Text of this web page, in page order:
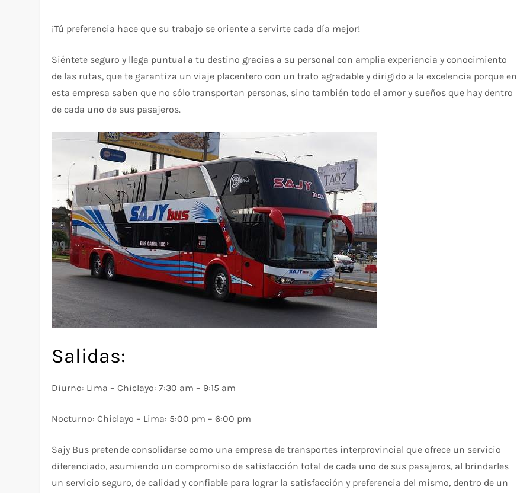
¡Tú preferencia hace que su trabajo se oriente a servirte cada día mejor!
Siéntete seguro y llega puntual a tu destino gracias a su personal con amplia experiencia y conocimiento
de las rutas, que te garantiza un viaje placentero con un trato agradable y dirigido a la excelencia porque en
esta empresa saben que no sólo transportan personas, sino también todo el amor y sueños que hay dentro
de cada uno de sus pasajeros.
Salidas:
Diurno: Lima – Chiclayo: 7:30 am – 9:15 am
Nocturno: Chiclayo – Lima: 5:00 pm – 6:00 pm
Sajy Bus pretende consolidarse como una empresa de transportes interprovincial que ofrece un servicio
diferenciado, asumiendo un compromiso de satisfacción total de cada uno de sus pasajeros, al brindarles
un servicio seguro, de calidad y confiable para lograr la satisfacción y preferencia del mismo, dentro de un